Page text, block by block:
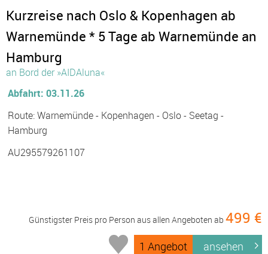
Kurzreise nach Oslo & Kopenhagen ab
Warnemünde * 5 Tage ab Warnemünde an
Hamburg
an Bord der »AIDAluna«
Abfahrt: 03.11.26
Route: Warnemünde - Kopenhagen - Oslo - Seetag -
Hamburg
AU295579261107
Günstigster Preis pro Person aus allen Angeboten ab 499 €
1 Angebot ansehen